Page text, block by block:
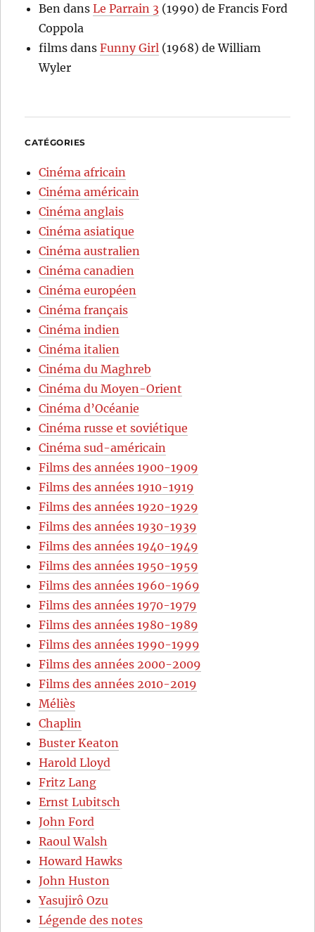
Ben dansLe Parrain 3 (1990) de Francis Ford
Coppola
films dansFunny Girl (1968) de William
Wyler
CATÉGORIES
Cinéma africain
Cinéma américain
Cinéma anglais
Cinéma asiatique
Cinéma australien
Cinéma canadien
Cinéma européen
Cinéma français
Cinéma indien
Cinéma italien
Cinéma du Maghreb
Cinéma du Moyen-Orient
Cinéma d’Océanie
Cinéma russe et soviétique
Cinéma sud-américain
Films des années 1900-1909
Films des années 1910-1919
Films des années 1920-1929
Films des années 1930-1939
Films des années 1940-1949
Films des années 1950-1959
Films des années 1960-1969
Films des années 1970-1979
Films des années 1980-1989
Films des années 1990-1999
Films des années 2000-2009
Films des années 2010-2019
Méliès
Chaplin
Buster Keaton
Harold Lloyd
Fritz Lang
Ernst Lubitsch
John Ford
Raoul Walsh
Howard Hawks
John Huston
Yasujirô Ozu
Légende des notes